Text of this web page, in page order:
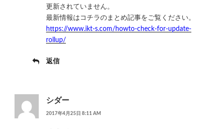
更新されていません。
最新情報はコチラのまとめ記事をご覧ください。
https://www.ikt-s.com/howto-check-for-update-
rollup/
返信
シダー
2017年4月25日 8:11 AM